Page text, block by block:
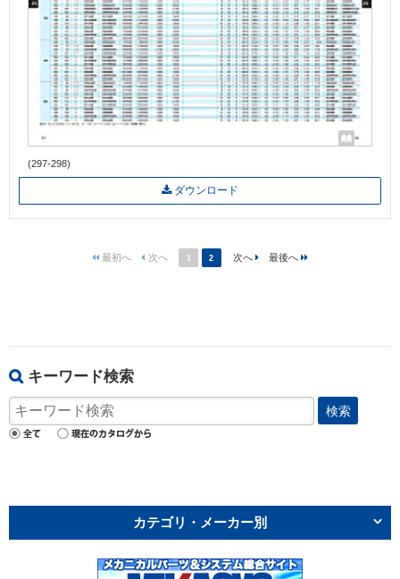
(297-298)
ダウンロード
1 2
キーワード検索
検索
カテゴリ・メーカー別